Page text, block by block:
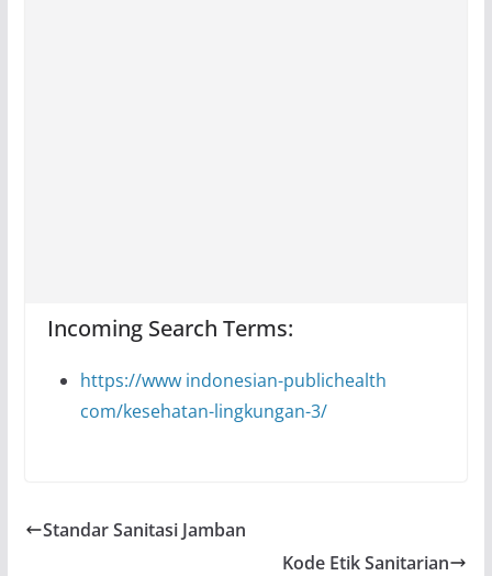
Incoming Search Terms:
https://www indonesian-publichealth
com/kesehatan-lingkungan-3/
Standar Sanitasi Jamban
Kode Etik Sanitarian